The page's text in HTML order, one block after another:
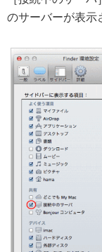
のサーバーが表示